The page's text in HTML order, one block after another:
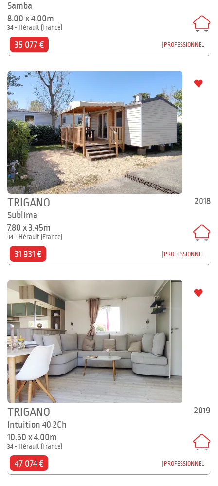
Samba
8.00 x 4.00m
34 - Hérault (France)
35 077 € PROFESSIONNEL
2018
TRIGANO
Sublima
7.80 x 3.45m
34 - Hérault (France)
31 931 € PROFESSIONNEL
2019
TRIGANO
Intuition 40 2Ch
10.50 x 4.00m
34 - Hérault (France)
47 074 € PROFESSIONNEL